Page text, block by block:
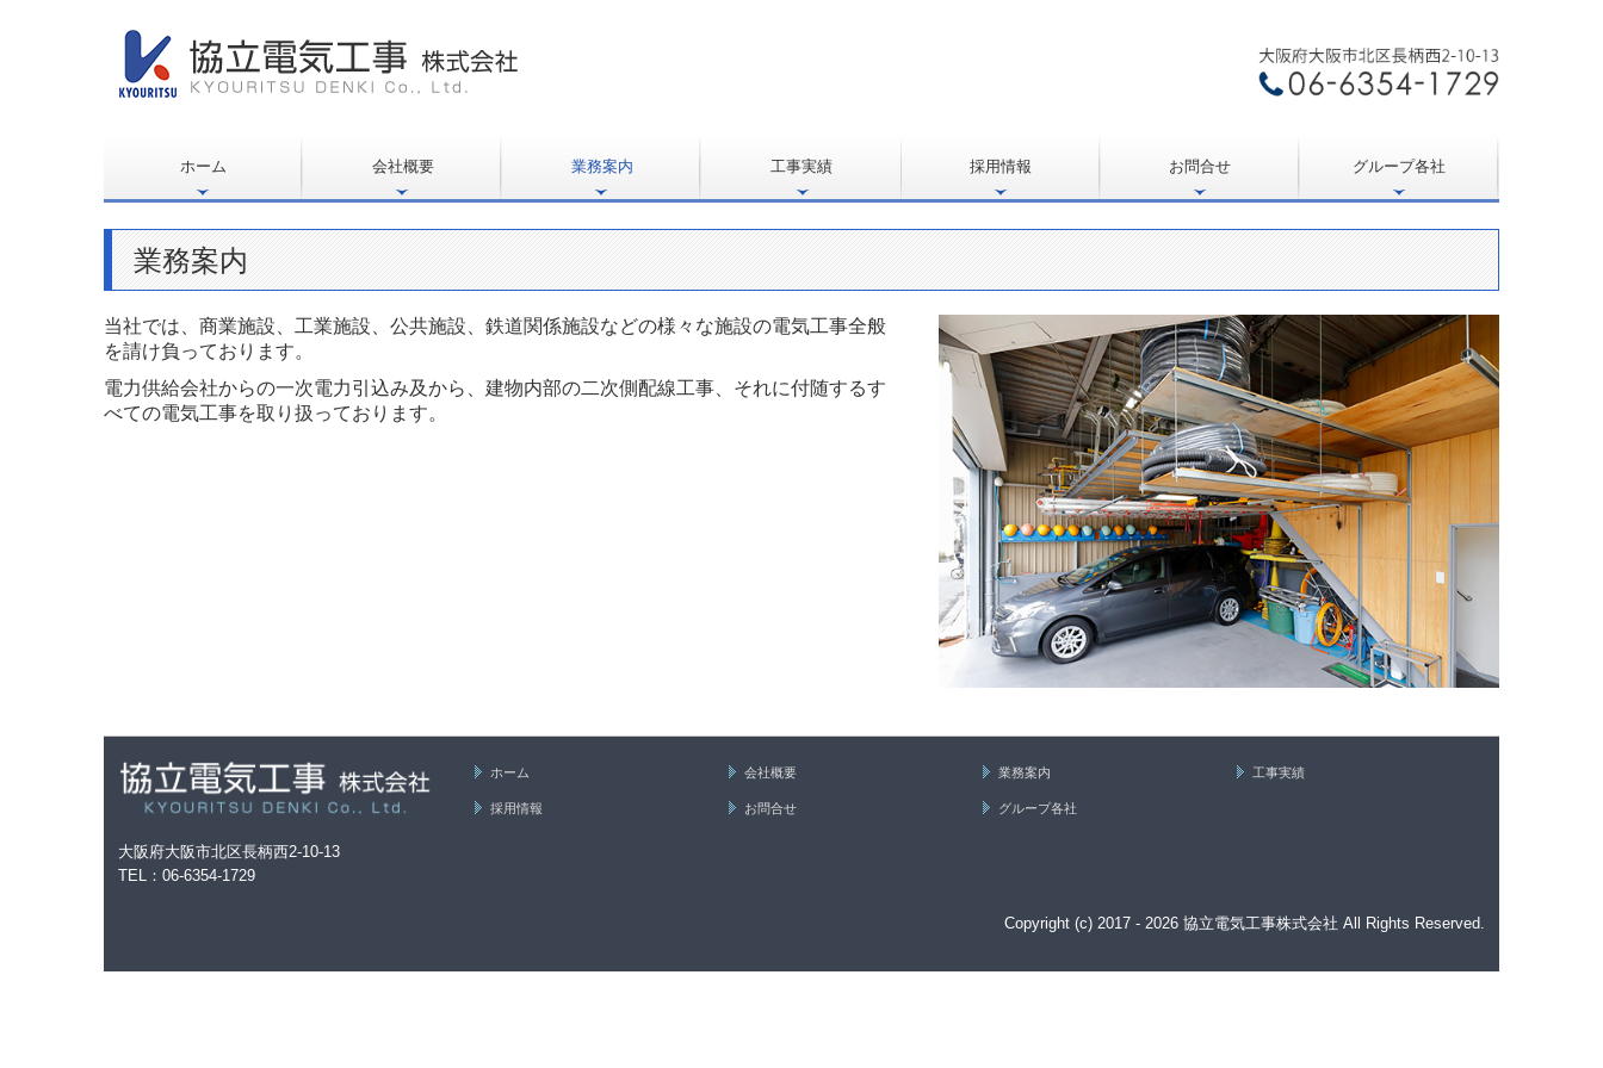
ホーム 会社概要 業務案内 工事実績 採用情報
先輩社員の声
採用応募
お問合せ
個人情報保護方針
グループ各社
業務案内
当社では、商業施設、工業施設、公共施設、鉄道関係施設などの様々な施設の電気工事全般
を請け負っております。
電力供給会社からの一次電力引込み及から、建物内部の二次側配線工事、それに付随するす
べての電気工事を取り扱っております。
大阪府大阪市北区長柄西2-10-13
TEL： 06-6354-1729
ホーム 会社概要 業務案内 工事実績
採用情報 お問合せ グループ各社
Copyright (c) 2017 - 2026 協立電気工事株式会社 All Rights Reserved.